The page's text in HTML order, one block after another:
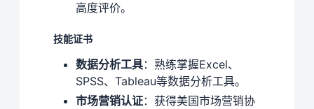
高度评价。
技能证书
数据分析工具：熟练掌握Excel、
SPSS、Tableau等数据分析工具。
市场营销认证：获得美国市场营销协